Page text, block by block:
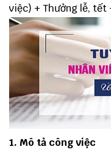
việc) + Thưởng lễ, tết
1. Mô tả công việc